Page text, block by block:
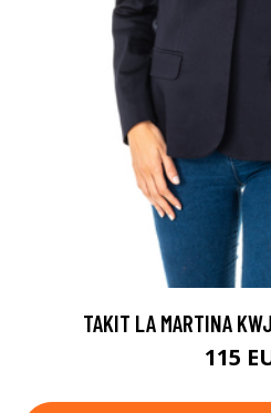
TAKIT LA MARTINA
115